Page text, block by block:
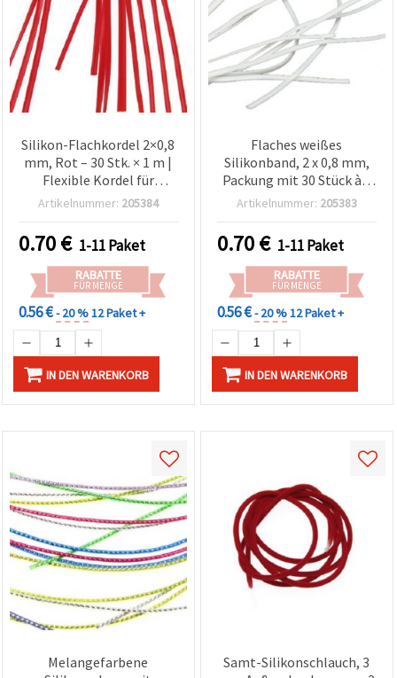
Silikon-Flachkordel 2×0,8
mm, Rot – 30 Stk. × 1 m |
Flexible Kordel für
Schmuckherstellung,
Dekoration & DIY-Basteln
Artikelnummer: 205384
0.70€ 1-11 Paket
RABATTE
FÜR MENGE
0.56 €- 20 %12 Paket +
IN DEN WARENKORB
Flaches weißes
Silikonband, 2 x 0,8 mm,
Packung mit 30 Stück à 1
m
Artikelnummer: 205383
0.70€ 1-11 Paket
RABATTE
FÜR MENGE
0.56 €- 20 %12 Paket +
IN DEN WARENKORB
Melangefarbene
Samt-Silikonschlauch, 3